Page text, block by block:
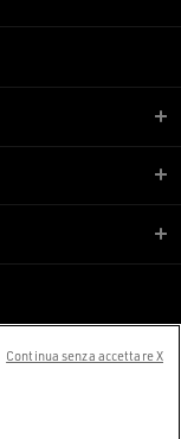
Continua senza accettare X